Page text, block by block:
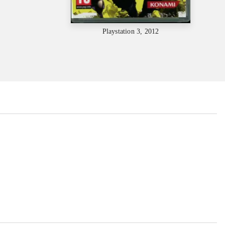
Playstation 3, 2012